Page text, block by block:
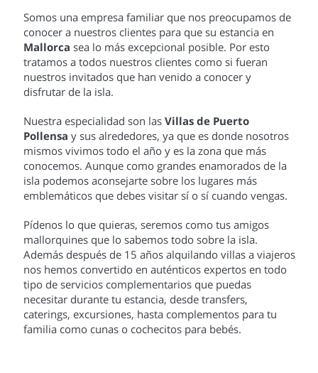
Somos una empresa familiar que nos preocupamos de
conocer a nuestros clientes para que su estancia en
Mallorca sea lo más excepcional posible. Por esto
tratamos a todos nuestros clientes como si fueran
nuestros invitados que han venido a conocer y
disfrutar de la isla.
Nuestra especialidad son las Villas de Puerto
Pollensa y sus alrededores, ya que es donde nosotros
mismos vivimos todo el año y es la zona que más
conocemos. Aunque como grandes enamorados de la
isla podemos aconsejarte sobre los lugares más
emblemáticos que debes visitar sí o sí cuando vengas.
Pídenos lo que quieras, seremos como tus amigos
mallorquines que lo sabemos todo sobre la isla.
Además después de 15 años alquilando villas a viajeros
nos hemos convertido en auténticos expertos en todo
tipo de servicios complementarios que puedas
necesitar durante tu estancia, desde transfers,
caterings, excursiones, hasta complementos para tu
familia como cunas o cochecitos para bebés.